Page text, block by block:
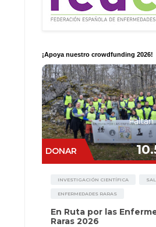
¡Apoya nuestro crowdfunding 2026!